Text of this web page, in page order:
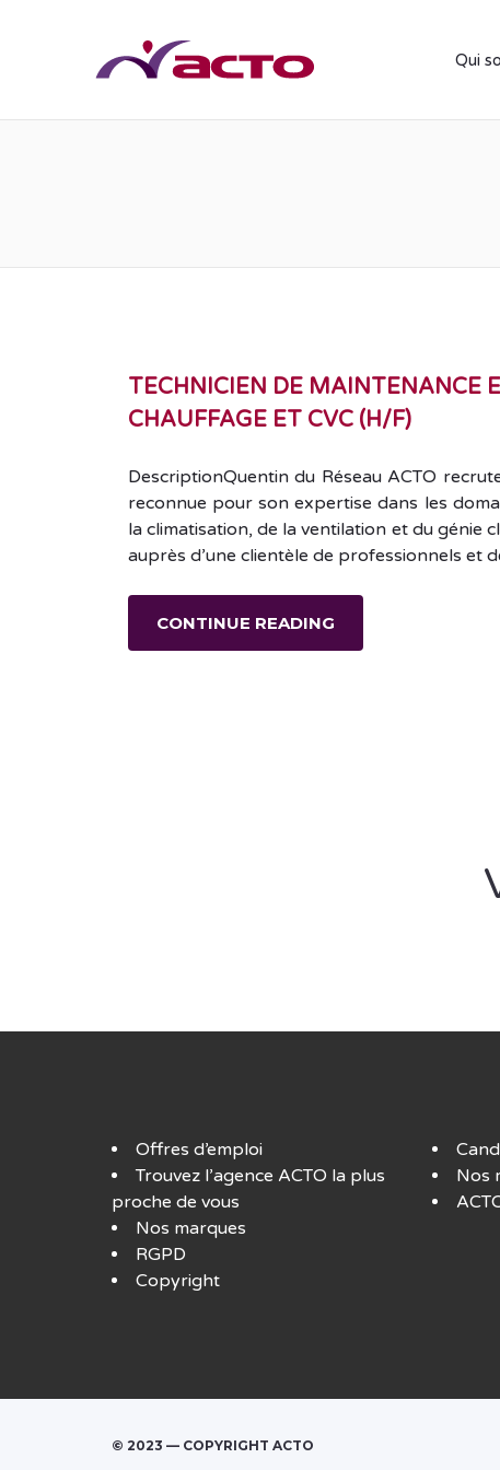
Qui
TECHNICIEN DE MAINTENANCE
CHAUFFAGE ET CVC (H/F)
DescriptionQuentin du Réseau ACTO
reconnue pour son expertise dans les
la climatisation, de la ventilation et du génie
auprès d’une clientèle de professionnels et
CONTINUE READING
Offres d’emploi
Trouvez l’agence ACTO la plus
proche de vous
Nos marques
RGPD
Copyright
Nos
© 2023 — COPYRIGHT ACTO